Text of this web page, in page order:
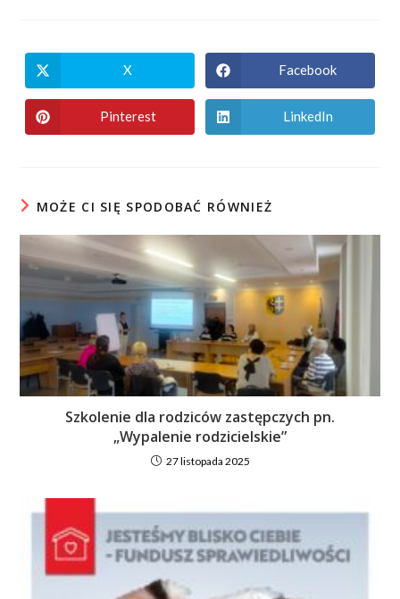
X Facebook
Pinterest LinkedIn
MOŻE CI SIĘ SPODOBAĆ RÓWNIEŻ
Szkolenie dla rodziców zastępczych pn.
„Wypalenie rodzicielskie”
27 listopada 2025